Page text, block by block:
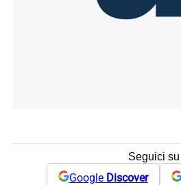
Seguici su
Google Discover